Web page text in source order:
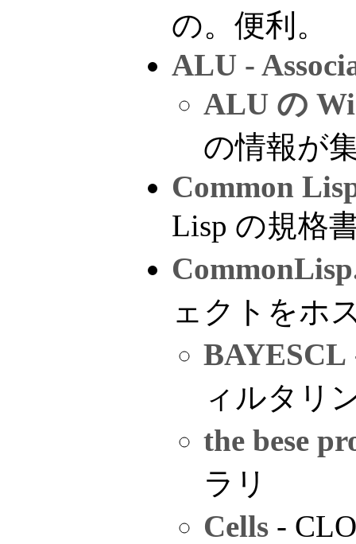
の。便利。
ALU -
ALU の
の情報が
Common
Lisp の規格
ェクトをホ
BAYESCL
ィルタリ
the bese
ラリ
Cells -